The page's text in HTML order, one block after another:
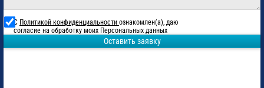
С Политикой конфиденциальности ознакомлен(а), даю
согласие на обработку моих Персональных данных
Оставить заявку